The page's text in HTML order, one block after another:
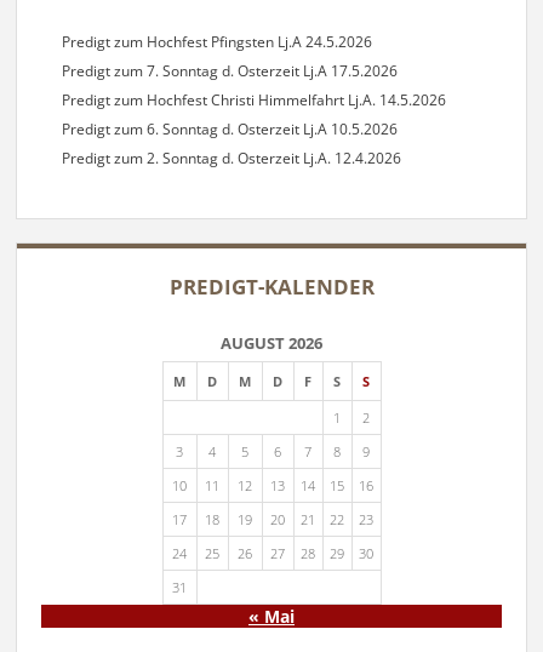
Predigt zum Hochfest Pfingsten Lj.A 24.5.2026
Predigt zum 7. Sonntag d. Osterzeit Lj.A 17.5.2026
Predigt zum Hochfest Christi Himmelfahrt Lj.A. 14.5.2026
Predigt zum 6. Sonntag d. Osterzeit Lj.A 10.5.2026
Predigt zum 2. Sonntag d. Osterzeit Lj.A. 12.4.2026
PREDIGT-KALENDER
AUGUST 2026
M D M D F S
S
1
2
3
4 5 6 7 8
9
10
11 12 13 14 15
16
17
18 19 20 21 22
23
24
25 26 27 28 29
30
31
« Mai